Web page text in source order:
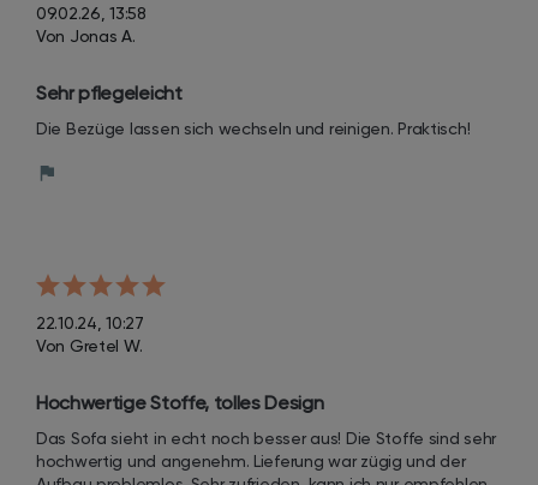
09.02.26, 13:58
Von Jonas A.
Sehr pflegeleicht
Die Bezüge lassen sich wechseln und reinigen. Praktisch!
22.10.24, 10:27
Von Gretel W.
Hochwertige Stoffe, tolles Design
Das Sofa sieht in echt noch besser aus! Die Stoffe sind sehr
hochwertig und angenehm. Lieferung war zügig und der